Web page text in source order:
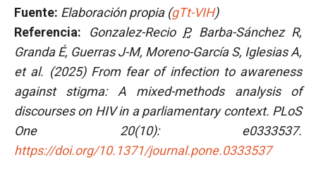
Fuente: Elaboración propia (gTt-VIH)
Referencia:
Gonzalez-Recio P, Barba-Sánchez R,
Granda É, Guerras J-M, Moreno-García S, Iglesias A,
et al. (2025) From fear of infection to awareness
against stigma: A mixed-methods analysis of
discourses on HIV in a parliamentary context. PLoS
One 20(10): e0333537.
https://doi.org/10.1371/journal.pone.0333537